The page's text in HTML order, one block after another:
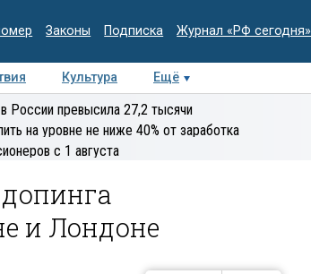
Законы Подписка Журнал «РФ сегодня»
Культура Ещё
Интервью Колумнисты
России превысила 27,2 тысячи
на уровне не ниже 40% от заработка
с 1 августа
и Лондоне